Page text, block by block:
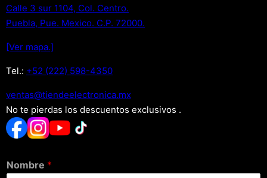
Calle 3 sur 1104, Col. Centro.
Puebla, Pue. Mexico. C.P. 72000.
[Ver mapa.]
Tel.: +52 (222) 598-4350
xm.acinortceleedneit@satnev
No te pierdas los descuentos exclusivos .
Nombre *